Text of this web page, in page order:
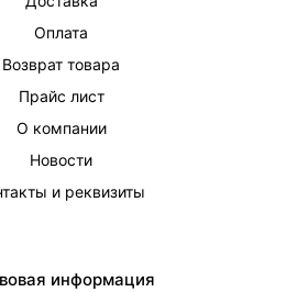
Оплата
Возврат товара
Прайс лист
О компании
Новости
и реквизиты
информация